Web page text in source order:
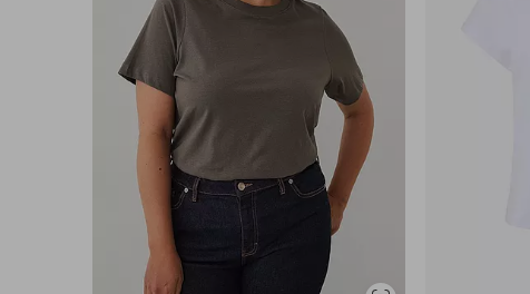
Faktura & Konto
Vores mest fordelagtige betalingsmetode
Læs mere